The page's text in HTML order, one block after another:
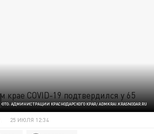
ФОТО: АДМИНИСТРАЦИИ КРАСНОДАРСКОГО КРАЯ/ ADMKRAI.KRASNODAR.RU
25 ИЮЛЯ 12:34